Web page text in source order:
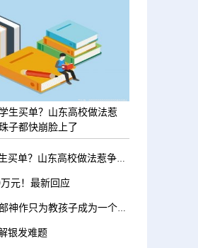
生买单？山东高校做法惹
子都快崩脸上了
弄丢教材让学生买单？山东高校做法惹争议，算盘珠子都快崩脸上了
元！最新回应
B站9.8分，这部神作只为教孩子成为一个温暖又勇敢的人
银发难题